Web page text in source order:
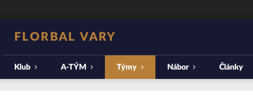
FLORBAL VARY
Klub A-TÝM Týmy Nábor Články